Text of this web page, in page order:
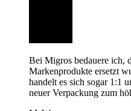
Bei Migros bedauere ich,
Markenprodukte ersetzt
handelt es sich sogar 1:1
neuer Verpackung zum